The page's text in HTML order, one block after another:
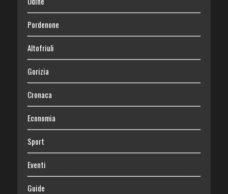
Pordenone
Altofriuli
Gorizia
Cronaca
Economia
Sport
Eventi
Guide